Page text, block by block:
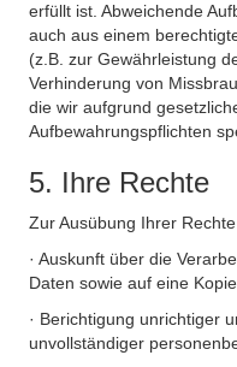
erfüllt ist. Abweichende
auch aus einem
(z.B. zur Gewährleistung
Verhinderung von
die wir aufgrund
Aufbewahrungspflichten
5. Ihre Rechte
Zur Ausübung Ihrer
· Auskunft über die
Daten sowie auf eine
· Berichtigung unrichtiger
unvollständiger